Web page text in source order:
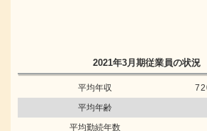
2021年3月期従業員の状況
平均年収
平均年齢
平均勤続年数